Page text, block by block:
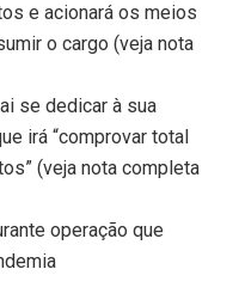
e acionará os meios
o cargo (veja nota
se dedicar à sua
irá “comprovar total
(veja nota completa
operação que